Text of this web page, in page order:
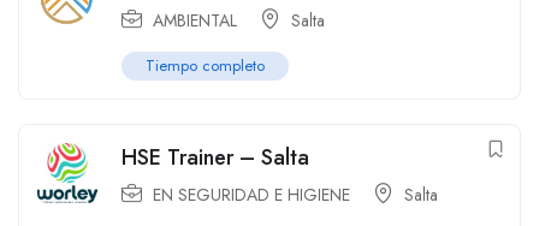
AMBIENTAL Salta
Tiempo completo
HSE Trainer – Salta
EN SEGURIDAD E HIGIENE Salta